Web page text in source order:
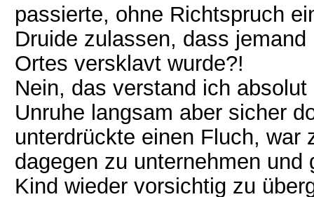
passierte, ohne Richtspruch
Druide zulassen, dass
Ortes versklavt wurde?!
Nein, das verstand ich
Unruhe langsam aber sicher
unterdrückte einen Fluch, war
dagegen zu unternehmen
Kind wieder vorsichtig zu